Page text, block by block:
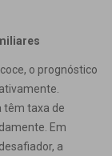
o prognóstico
têm taxa de
Em
a